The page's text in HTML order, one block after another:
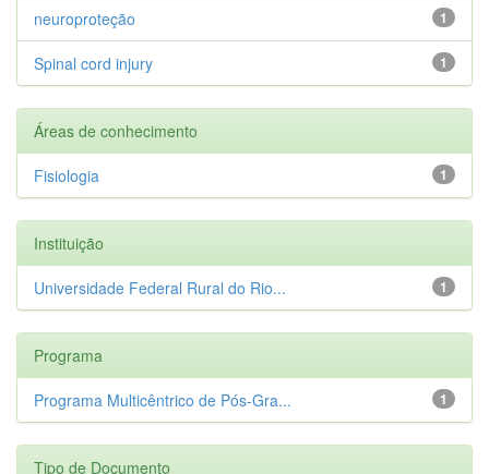
1
neuroproteção
1
Spinal cord injury
Áreas de conhecimento
1
Fisiologia
Instituição
1
Universidade Federal Rural do Rio...
Programa
1
Programa Multicêntrico de Pós-Gra...
Tipo de Documento